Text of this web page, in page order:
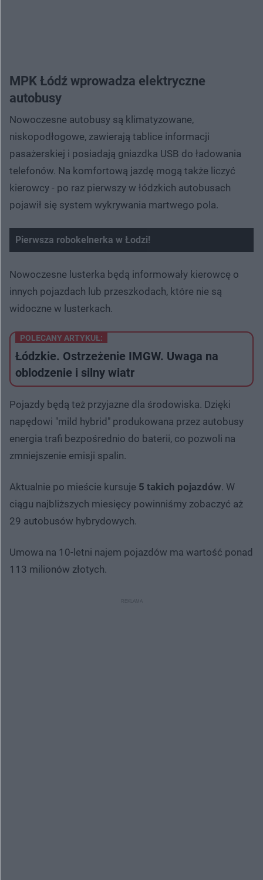
MPK Łódź wprowadza elektryczne
autobusy
Nowoczesne autobusy są klimatyzowane,
niskopodłogowe, zawierają tablice informacji
pasażerskiej i posiadają gniazdka USB do ładowania
telefonów. Na komfortową jazdę mogą także liczyć
kierowcy - po raz pierwszy w łódzkich autobusach
pojawił się system wykrywania martwego pola.
Pierwsza robokelnerka w Łodzi!
Nowoczesne lusterka będą informowały kierowcę o
innych pojazdach lub przeszkodach, które nie są
widoczne w lusterkach.
POLECANY ARTYKUŁ:
Łódzkie. Ostrzeżenie IMGW. Uwaga na
oblodzenie i silny wiatr
Pojazdy będą też przyjazne dla środowiska. Dzięki
napędowi "mild hybrid" produkowana przez autobusy
energia trafi bezpośrednio do baterii, co pozwoli na
zmniejszenie emisji spalin.
Aktualnie po mieście kursuje 5 takich pojazdów. W
ciągu najbliższych miesięcy powinniśmy zobaczyć aż
29 autobusów hybrydowych.
Umowa na 10-letni najem pojazdów ma wartość ponad
113 milionów złotych.